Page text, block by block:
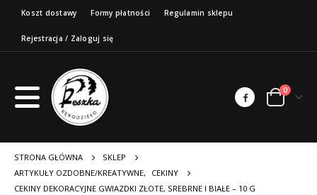
Koszt dostawy Formy płatności Regulamin sklepu
Rejestracja / Zaloguj się
0
STRONA GŁÓWNA
SKLEP
ARTYKUŁY OZDOBNE/KREATYWNE,
CEKINY
CEKINY DEKORACYJNE GWIAZDKI ZŁOTE, SREBRNE I BIAŁE – 10 G